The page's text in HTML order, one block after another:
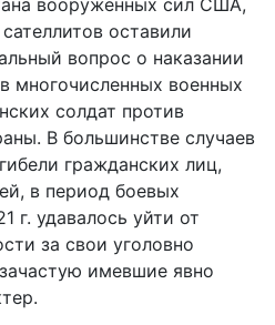
вооруженных сил США,
оставили
вопрос о наказании
многочисленных военных
солдат против
В большинстве случаев
гражданских лиц,
в период боевых
г. удавалось уйти от
за свои уголовно
имевшие явно